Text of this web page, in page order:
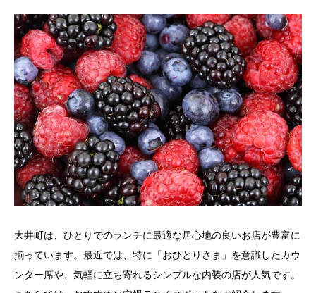
大井町は、ひとりでのランチに最適な居心地の良いお店が豊富に
揃っています。最近では、特に「おひとりさま」を意識したカウ
ンター席や、気軽に立ち寄れるシンプルな内装の店が人気です。